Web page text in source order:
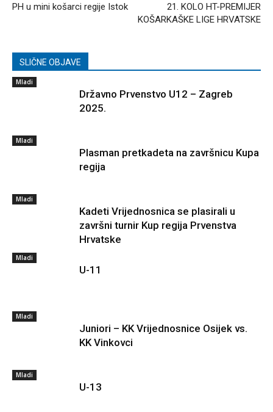
PH u mini košarci regije Istok
21. KOLO HT-PREMIJER
KOŠARKAŠKE LIGE HRVATSKE
SLIČNE OBJAVE
Mladi
Državno Prvenstvo U12 – Zagreb
2025.
Mladi
Plasman pretkadeta na završnicu Kupa
regija
Mladi
Kadeti Vrijednosnica se plasirali u
završni turnir Kup regija Prvenstva
Hrvatske
Mladi
U-11
Mladi
Juniori – KK Vrijednosnice Osijek vs.
KK Vinkovci
Mladi
U-13